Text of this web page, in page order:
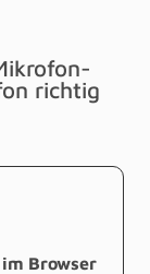
richtig
Browser